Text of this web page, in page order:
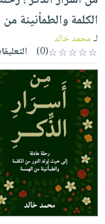
جوائز
شحن
مخفض
عروض
خاصة
صفحات
مشوقة
إختياراتنا
كتب
أكاديمية
صندوق
القراءة
الرئيسية
صدر
حديثاً
الأكثر
مبيعاً
كتب
مجانية
إختياراتنا
بلا
حدود
أسئلة
يتكرر
كتب
صوتية
الصفحة
الرئيسية
masmu3
بلا
حدود
أسئلة
يتكرر
طرحها
تحميل
masmu3
على
أطفال
وناشئة
الصفحة
الرئيسية
الأكثر
مبيعاً
وسائل
تعليمية
وسائل
تعليمية
الصحة
والعناية
الشخصية
جديد
الكلمة والطمأنينة
لـمحمد خالد
(0)